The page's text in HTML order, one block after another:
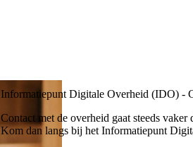
Informatiepunt Digitale Overheid (IDO) -
Contact met de overheid gaat steeds
Kom dan langs bij het Informatiepunt